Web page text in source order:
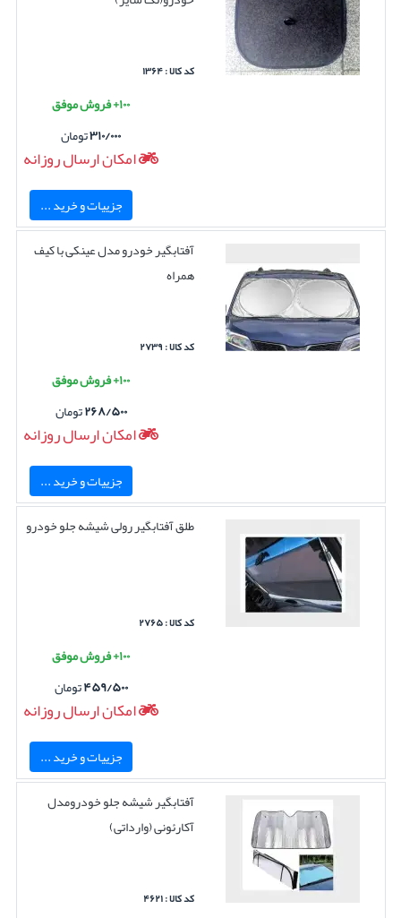
کد کالا : ۱۳۶۴
۱۰۰+ فروش موفق
۳۱۰/۰۰۰تومان
امکان ارسال روزانه
جزییات و خرید ...
آفتابگیر خودرو مدل عینکی با کیف
همراه
کد کالا : ۲۷۳۹
۱۰۰+ فروش موفق
۲۶۸/۵۰۰تومان
امکان ارسال روزانه
جزییات و خرید ...
طلق آفتابگیر رولی شیشه جلو خودرو
کد کالا : ۲۷۶۵
۱۰۰+ فروش موفق
۴۵۹/۵۰۰تومان
امکان ارسال روزانه
جزییات و خرید ...
آفتابگیر شیشه جلو خودرومدل
آکارئونی (وارداتی)
کد کالا : ۴۶۲۱